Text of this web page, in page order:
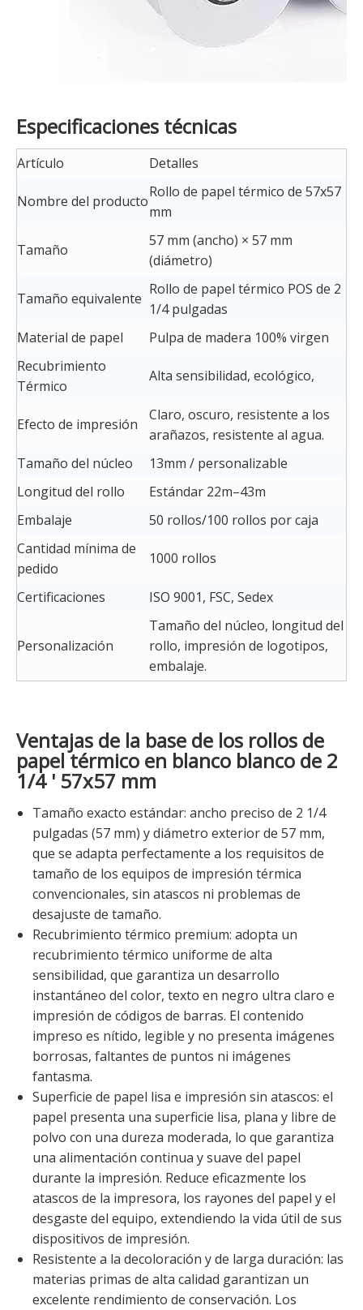
Especificaciones técnicas
Artículo Detalles
Nombre del producto
Rollo de papel térmico de 57x57
mm
Tamaño
57 mm (ancho) × 57 mm
(diámetro)
Tamaño equivalente
Rollo de papel térmico POS de 2
1/4 pulgadas
Material de papel
Pulpa de madera 100% virgen
Recubrimiento
Térmico
Alta sensibilidad, ecológico,
Efecto de impresión
Claro, oscuro, resistente a los
arañazos, resistente al agua.
Tamaño del núcleo
13mm / personalizable
Longitud del rollo
Estándar 22m–43m
Embalaje
50 rollos/100 rollos por caja
Cantidad mínima de
pedido
1000 rollos
Certificaciones ISO 9001, FSC, Sedex
Personalización
Tamaño del núcleo, longitud del
rollo, impresión de logotipos,
embalaje.
Ventajas de la base de los rollos de
papel térmico en blanco blanco de 2
1/4 ' 57x57 mm
Tamaño exacto estándar: ancho preciso de 2 1/4
pulgadas (57 mm) y diámetro exterior de 57 mm,
que se adapta perfectamente a los requisitos de
tamaño de los equipos de impresión térmica
convencionales, sin atascos ni problemas de
desajuste de tamaño.
Recubrimiento térmico premium: adopta un
recubrimiento térmico uniforme de alta
sensibilidad, que garantiza un desarrollo
instantáneo del color, texto en negro ultra claro e
impresión de códigos de barras. El contenido
impreso es nítido, legible y no presenta imágenes
borrosas, faltantes de puntos ni imágenes
fantasma.
Superficie de papel lisa e impresión sin atascos: el
papel presenta una superficie lisa, plana y libre de
polvo con una dureza moderada, lo que garantiza
una alimentación continua y suave del papel
durante la impresión. Reduce eficazmente los
atascos de la impresora, los rayones del papel y el
desgaste del equipo, extendiendo la vida útil de sus
dispositivos de impresión.
Resistente a la decoloración y de larga duración: las
materias primas de alta calidad garantizan un
excelente rendimiento de conservación. Los